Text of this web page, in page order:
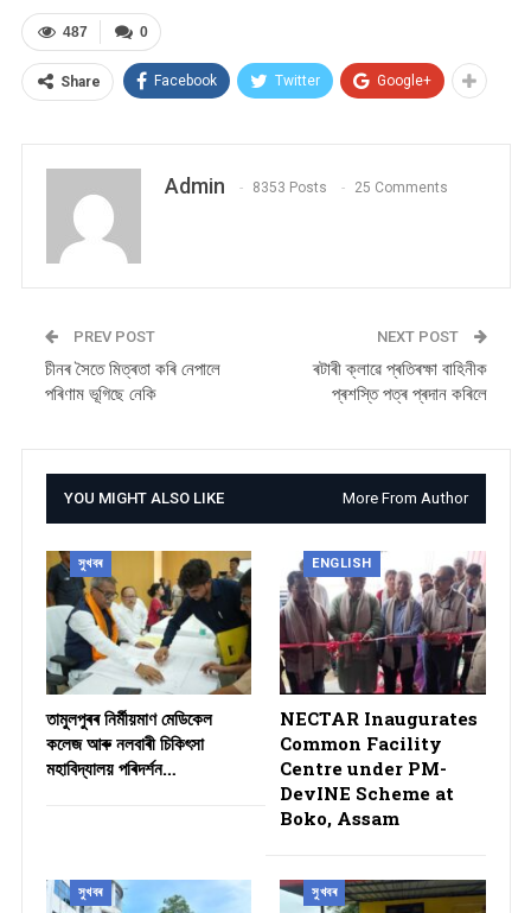
0
487
Share Facebook Twitter Google+
Admin 8353 Posts 25 Comments
PREV POST
চীনৰ সৈতে মিত্ৰতা কৰি নেপালে
পৰিণাম ভূগিছে নেকি
NEXT POST
ৰটাৰী ক্লাৱে প্ৰতিৰক্ষা বাহিনীক
প্ৰশস্তি পত্ৰ প্ৰদান কৰিলে
YOU MIGHT ALSO LIKE More From Author
সুখবৰ
তামুলপুৰৰ নিৰ্মীয়মাণ মেডিকেল
কলেজ আৰু নলবাৰী চিকিৎসা
মহাবিদ্যালয় পৰিদৰ্শন…
ENGLISH
NECTAR Inaugurates
Common Facility
Centre under PM-
DevINE Scheme at
Boko, Assam
সুখবৰ সুখবৰ